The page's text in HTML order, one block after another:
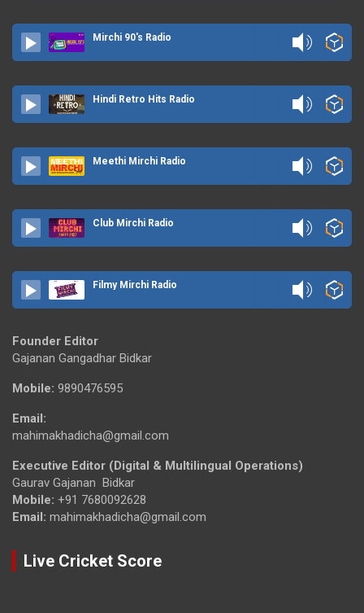
Mirchi 90's Radio
Hindi Retro Hits Radio
Meethi Mirchi Radio
Club Mirchi Radio
Filmy Mirchi Radio
Founder Editor
Gajanan Gangadhar Bidkar
Mobile: 9890476595
Email:
mahimakhadicha@gmail.com
Executive Editor (Digital & Multilingual Operations)
Gaurav Gajanan Bidkar
Mobile: +91 7680092628
Email: mahimakhadicha@gmail.com
Live Cricket Score